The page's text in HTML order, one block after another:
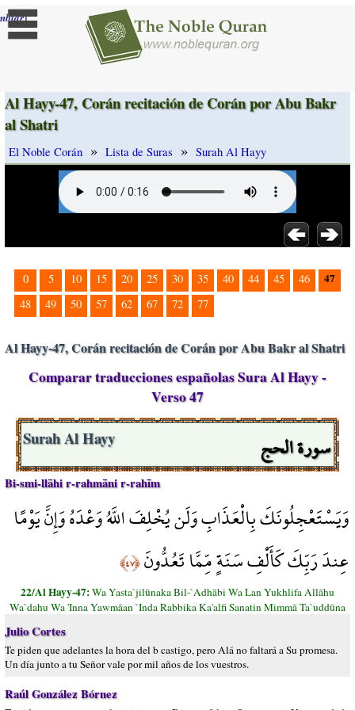
]
Al Hayy-47, Corán recitación de Corán por Abu Bakr
al Shatri
El Noble Corán » Lista de Suras » Surah Al Hayy
0 5 10 15 20 25 30 35 40 44 45 46 47
48 49 50 57 62 67 72 77
Al Hayy-47, Corán recitación de Corán por Abu Bakr al Shatri
Comparar traducciones españolas Sura Al Hayy -
Verso 47
سورة الحج Surah Al Hayy
Bi-smi-llāhi r-rahmāni r-rahīm
وَيَسْتَعْجِلُونَكَ بِالْعَذَابِ وَلَن يُخْلِفَ اللَّهُ وَعْدَهُ وَإِنَّ يَوْمًا
عِندَ رَبِّكَ كَأَلْفِ سَنَةٍ مِّمَّا تَعُدُّونَ﴿٤٧﴾
22/Al Hayy-47:Wa Yasta`jilūnaka Bil-`Adhābi Wa Lan Yukhlifa Allāhu
Wa`dahu Wa 'Inna Yawmāan `Inda Rabbika Ka'alfi Sanatin Mimmā Ta`uddūna
Julio Cortes
Te piden que adelantes la hora del b castigo, pero Alá no faltará a Su promesa.
Un día junto a tu Señor vale por mil años de los vuestros.
Raúl González Bórnez